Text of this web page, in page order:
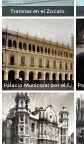
Tranvias en el Zocalo.
Palacio Municipal por el fotografo Hugo Brehme..